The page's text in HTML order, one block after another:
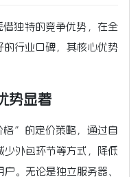
独特的竞争优势，在全
的行业口碑，其核心优势
势显著
”的定价策略，通过自
少外包环节等方式，降低
。无论是独立服务器、